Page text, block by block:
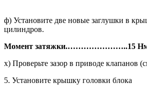
ф) Установите две новые заглушки в
цилиндров.
Момент затяжки.…………………..15
х) Проверьте зазор в приводе кла­панов
5. Установите крышку головки блока